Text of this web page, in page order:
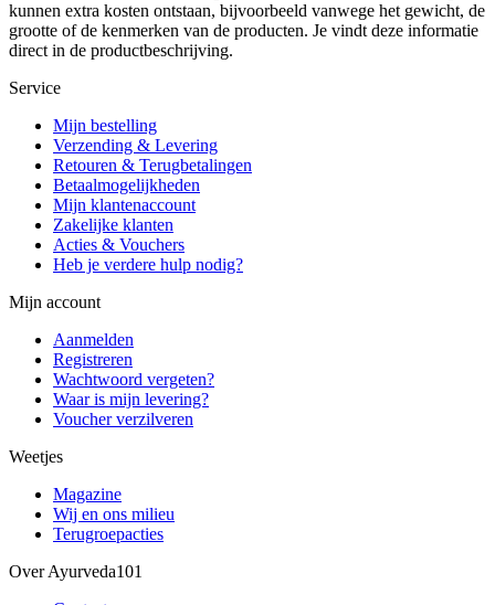
kunnen extra kosten ontstaan, bijvoorbeeld vanwege het gewicht, de
grootte of de kenmerken van de producten. Je vindt deze informatie
direct in de productbeschrijving.
Service
Mijn bestelling
Verzending & Levering
Retouren & Terugbetalingen
Betaalmogelijkheden
Mijn klantenaccount
Zakelijke klanten
Acties & Vouchers
Heb je verdere hulp nodig?
Mijn account
Aanmelden
Registreren
Wachtwoord vergeten?
Waar is mijn levering?
Voucher verzilveren
Weetjes
Magazine
Wij en ons milieu
Terugroepacties
Over Ayurveda101